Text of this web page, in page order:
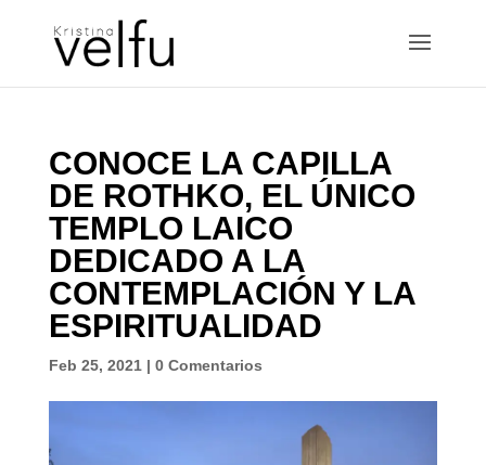
CONOCE LA CAPILLA
DE ROTHKO, EL ÚNICO
TEMPLO LAICO
DEDICADO A LA
CONTEMPLACIÓN Y LA
ESPIRITUALIDAD
Feb 25, 2021| 0 Comentarios